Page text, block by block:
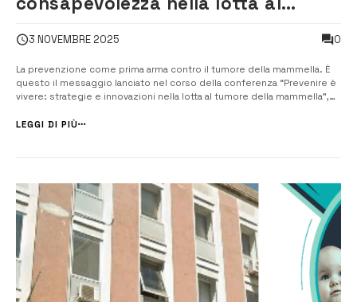
3 NOVEMBRE 2025 0
La prevenzione come prima arma contro il tumore della mammella. È
questo il messaggio lanciato nel corso della conferenza “Prevenire è
vivere: strategie e innovazioni nella lotta al tumore della mammella”,
Club Augusta, Interact Augusta e l’associazione Promuovere Onlus, in
LEGGI DI PIÙ